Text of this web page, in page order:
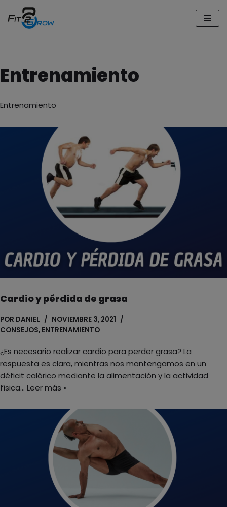
Saltar
Entrenamiento
Entrenamiento
Cardio y pérdida de grasa
POR DANIEL
NOVIEMBRE 3, 2021
CONSEJOS, ENTRENAMIENTO
¿Es necesario realizar cardio para perder grasa? La
respuesta es clara, mientras nos mantengamos en un
déficit calórico mediante la alimentación y la actividad
física… Leer más »